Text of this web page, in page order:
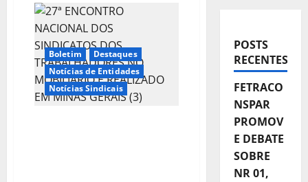
Boletim
Destaques
Notícias de Entidades
Notícias Sindicais
POSTS
RECENTES
FETRACO
NSPAR
PROMOV
E DEBATE
SOBRE
NR 01,